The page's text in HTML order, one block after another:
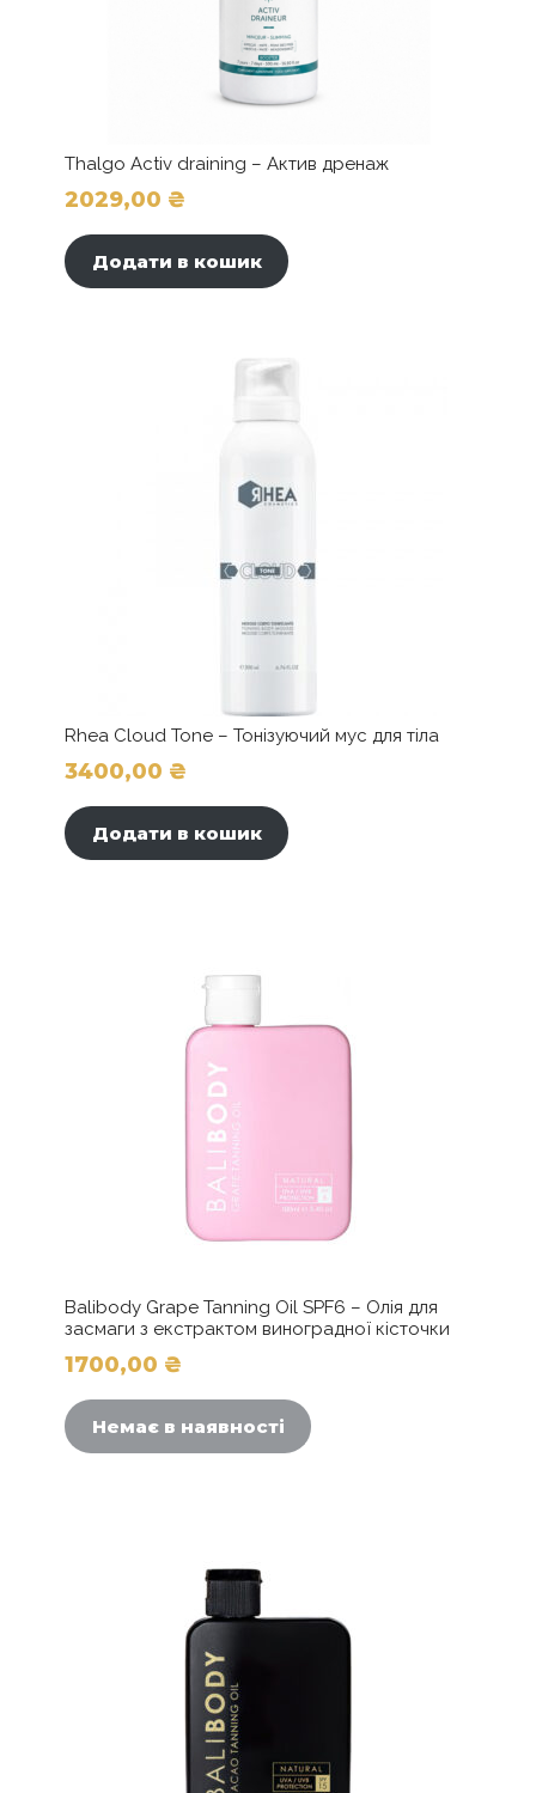
Thalgo Activ draining – Актив дренаж
2029,00 ₴
Додати в кошик
Rhea Cloud Tone – Тонізуючий мус для тіла
3400,00 ₴
Додати в кошик
Balibody Grape Tanning Oil SPF6 – Олія для
засмаги з екстрактом виноградної кісточки
1700,00 ₴
Немає в наявності